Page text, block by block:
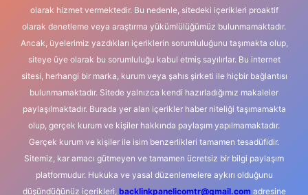
olarak hizmet vermektedir. Bu nedenle, sitedeki içerikleri proaktif
olarak denetleme veya araştırma yükümlülüğümüz bulunmamaktadır.
Ancak, üyelerimiz yazdıkları içeriklerin sorumluluğunu taşımakta olup,
siteye üye olarak bu sorumluluğu kabul etmiş sayılırlar. Bu internet
sitesi, herhangi bir marka, kurum veya şahıs şirketi ile hiçbir bağlantısı
bulunmamaktadır. Sitede yalnızca kendi hazırladığımız makaleler
paylaşılmaktadır. Burada yer alan içerikler haber niteliği taşımamakta
olup, gerçek kurum ve kişiler hakkında paylaşım yapılmamaktadır.
Gerçek kurum ve kişiler ile isim benzerlikleri tamamen tesadüfidir.
Sitemiz, kar amacı gütmeyen ve tamamen ücretsiz bir bilgi paylaşım
platformudur. Hukuka ve yasal düzenlemelere aykırı olduğunu
düşündüğünüz içerikleri, backlinkpanelicomtr@gmail.comadresine